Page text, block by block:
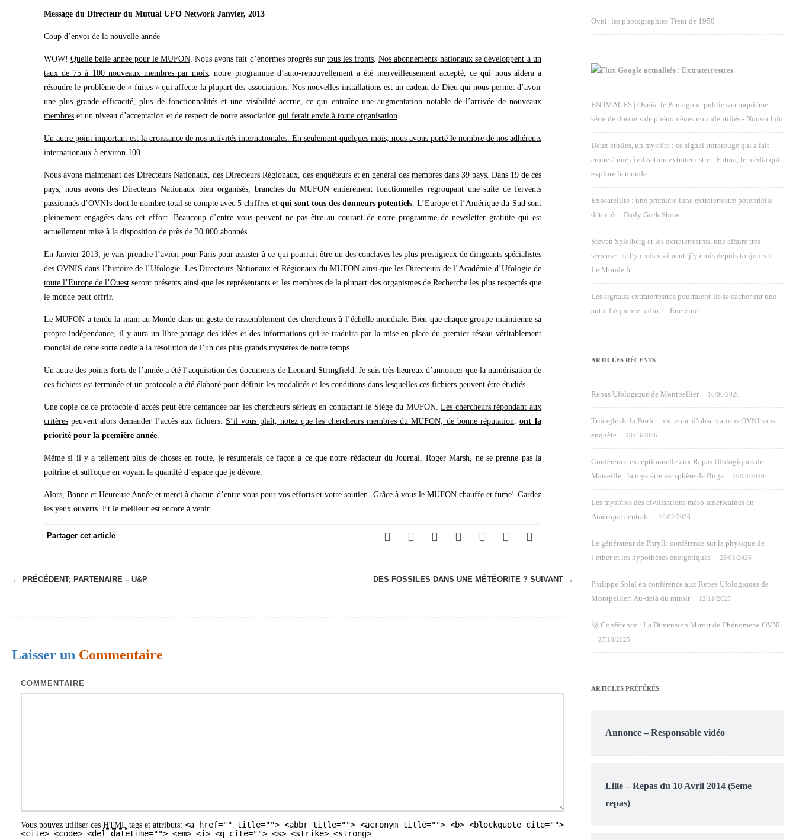
Message du Directeur du Mutual UFO Network Janvier, 2013
Coup d’envoi de la nouvelle année
WOW! Quelle belle année pour le MUFON. Nous avons fait d’énormes progrès sur tous les fronts. Nos abonnements nationaux se développent à un
taux de 75 à 100 nouveaux membres par mois, notre programme d’auto-renouvellement a été merveilleusement accepté, ce qui nous aidera à
résoudre le problème de « fuites » qui affecte la plupart des associations. Nos nouvelles installations est un cadeau de Dieu qui nous permet d’avoir
une plus grande efficacité, plus de fonctionnalités et une visibilité accrue, ce qui entraîne une augmentation notable de l’arrivée de nouveaux
membres et un niveau d’acceptation et de respect de notre association qui ferait envie à toute organisation.
Un autre point important est la croissance de nos activités internationales. En seulement quelques mois, nous avons porté le nombre de nos adhérents
internationaux à environ 100.
Nous avons maintenant des Directeurs Nationaux, des Directeurs Régionaux, des enquêteurs et en général des membres dans 39 pays. Dans 19 de ces
pays, nous avons des Directeurs Nationaux bien organisés, branches du MUFON entièrement fonctionnelles regroupant une suite de fervents
passionnés d’OVNIs dont le nombre total se compte avec 5 chiffres et qui sont tous des donneurs potentiels. L’Europe et l’Amérique du Sud sont
pleinement engagées dans cet effort. Beaucoup d’entre vous peuvent ne pas être au courant de notre programme de newsletter gratuite qui est
actuellement mise à la disposition de près de 30 000 abonnés.
En Janvier 2013, je vais prendre l’avion pour Paris pour assister à ce qui pourrait être un des conclaves les plus prestigieux de dirigeants spécialistes
des OVNIS dans l’histoire de l’Ufologie. Les Directeurs Nationaux et Régionaux du MUFON ainsi que les Directeurs de l’Académie d’Ufologie de
toute l’Europe de l’Ouest seront présents ainsi que les représentants et les membres de la plupart des organismes de Recherche les plus respectés que
le monde peut offrir.
Le MUFON a tendu la main au Monde dans un geste de rassemblement des chercheurs à l’échelle mondiale. Bien que chaque groupe maintienne sa
propre indépendance, il y aura un libre partage des idées et des informations qui se traduira par la mise en place du premier réseau véritablement
mondial de cette sorte dédié à la résolution de l’un des plus grands mystères de notre temps.
Un autre des points forts de l’année a été l’acquisition des documents de Leonard Stringfield. Je suis très heureux d’annoncer que la numérisation de
ces fichiers est terminée et un protocole a été élaboré pour définir les modalités et les conditions dans lesquelles ces fichiers peuvent être étudiés.
Une copie de ce protocole d’accès peut être demandée par les chercheurs sérieux en contactant le Siège du MUFON. Les chercheurs répondant aux
critères peuvent alors demander l’accès aux fichiers. S’il vous plaît, notez que les chercheurs membres du MUFON, de bonne réputation, ont la
priorité pour la première année.
Même si il y a tellement plus de choses en route, je résumerais de façon à ce que notre rédacteur du Journal, Roger Marsh, ne se prenne pas la
poitrine et suffoque en voyant la quantité d’espace que je dévore.
Alors, Bonne et Heureuse Année et merci à chacun d’entre vous pour vos efforts et votre soutien. Grâce à vous le MUFON chauffe et fume! Gardez
les yeux ouverts. Et le meilleur est encore à venir.
Partager cet article
N
g
← PRÉCÉDENT; PARTENAIRE – U&P DES FOSSILES DANS UNE MÉTÉORITE ? SUIVANT →
Laisser un Commentaire
COMMENTAIRE
Vous pouvez utiliser ces HTML tags et attributs: <a href="" title=""> <abbr title=""> <acronym title=""> <b> <blockquote cite="">
<cite> <code> <del datetime=""> <em> <i> <q cite=""> <s> <strike> <strong>
Ovni: les photographies Trent de 1950
Google actualités : Extraterrestres
EN IMAGES | Ovnis: le Pentagone publie sa cinquième
série de dossiers de phénomènes non identifiés - Noovo Info
Deux étoiles, un mystère : ce signal infrarouge qui a fait
croire à une civilisation extraterrestre - Futura, le média qui
explore le monde
Exosatellite : une première lune extraterrestre potentielle
détectée - Daily Geek Show
Steven Spielberg et les extraterrestres, une affaire très
sérieuse : « J’y crois vraiment, j’y crois depuis toujours » -
Le Monde.fr
Les signaux extraterrestres pourraient-ils se cacher sur une
autre fréquence radio ? - Enerzine
ARTICLES RÉCENTS
Repas Ufologique de Montpellier 16/06/2026
Triangle de la Burle : une zone d’observations OVNI sous
enquête
28/03/2026
Conférence exceptionnelle aux Repas Ufologiques de
Marseille : la mystérieuse sphère de Buga
19/03/2026
Les mystères des civilisations méso-américaines en
Amérique centrale
10/02/2026
Le générateur de Phryll: conférence sur la physique de
l’éther et les hypothèses énergétiques
28/01/2026
Philippe Solal en conférence aux Repas Ufologiques de
Montpellier: Au-delà du miroir
12/11/2025
🚀 Conférence : La Dimension Miroir du Phénomène OVNI
27/10/2025
ARTICLES PRÉFÉRÉS
Annonce – Responsable vidéo
Lille – Repas du 10 Avril 2014 (5eme
repas)